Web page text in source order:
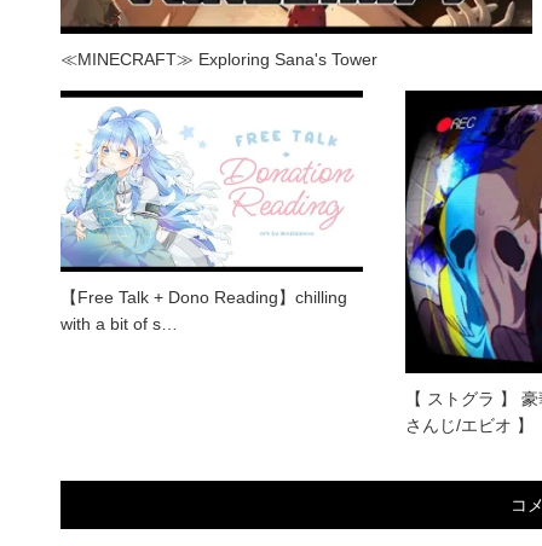
≪MINECRAFT≫ Exploring Sana's Tower
【Free Talk + Dono Reading】chilling
with a bit of s…
【 ストグラ 】
さんじ/エビオ 】
コ